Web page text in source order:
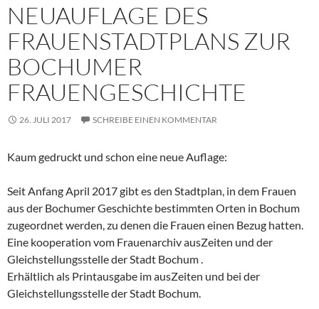
NEUAUFLAGE DES
FRAUENSTADTPLANS ZUR
BOCHUMER
FRAUENGESCHICHTE
26. JULI 2017 SCHREIBE EINEN KOMMENTAR
Kaum gedruckt und schon eine neue Auflage:
Seit Anfang April 2017 gibt es den Stadtplan, in dem Frauen
aus der Bochumer Geschichte bestimmten Orten in Bochum
zugeordnet werden, zu denen die Frauen einen Bezug hatten.
Eine kooperation vom Frauenarchiv ausZeiten und der
Gleichstellungsstelle der Stadt Bochum .
Erhältlich als Printausgabe im ausZeiten und bei der
Gleichstellungsstelle der Stadt Bochum.